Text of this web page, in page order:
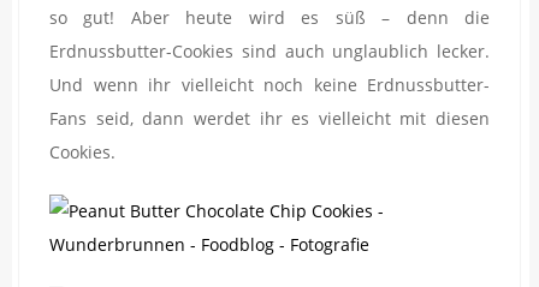
so gut! Aber heute wird es süß – denn die
Erdnussbutter-Cookies sind auch unglaublich lecker.
Und wenn ihr vielleicht noch keine Erdnussbutter-
Fans seid, dann werdet ihr es vielleicht mit diesen
Cookies.